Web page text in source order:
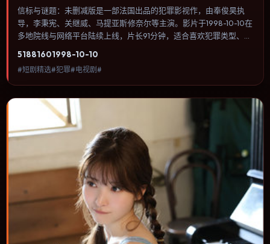
信标与谜题：未删减版是一部法国出品的犯罪影视作，由奉俊昊执
导，李秉宪、关继威、马提亚斯·修奈尔等主演。影片于1998-10-10在
多地院线与网络平台陆续上线，片长91分钟，适合喜欢犯罪类型、关
节奏与视听语言统一，可作为休闲观影或类型片补片的选择。
51881601998-10-10
#短剧精选#犯罪#电视剧#